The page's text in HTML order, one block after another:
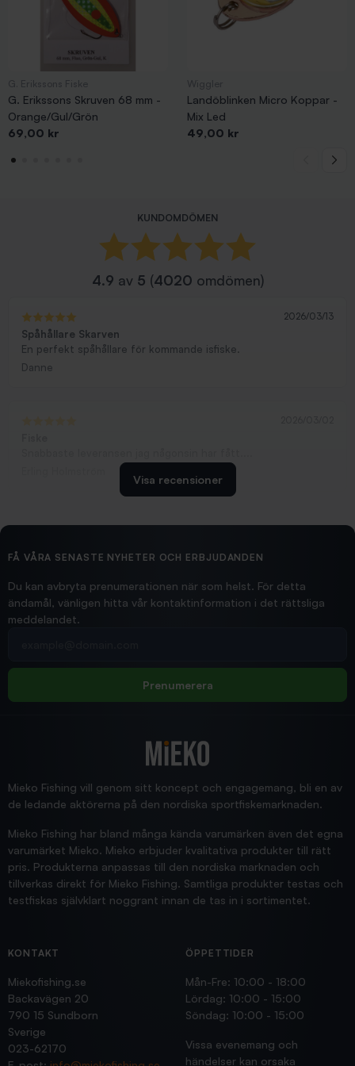
G. Erikssons Skruven 68 mm -
Orange/Gul/Grön
Pris
69,00 kr
Landöblinken Micro Koppar -
Mix Led
Pris
49,00 kr
KUNDOMDÖMEN
4.9 av 5 (4020 omdömen)
2026/03/13
Spåhållare Skarven
En perfekt spåhållare för kommande isfiske.
Danne
2026/02/19
Hittade exakt vad jag behövde. Snabb och bra...
Jensa
Visa recensioner
FÅ VÅRA SENASTE NYHETER OCH ERBJUDANDEN
Du kan avbryta prenumerationen när som helst. För detta
ändamål, vänligen hitta vår kontaktinformation i det rättsliga
meddelandet.
Prenumerera
Mieko Fishing vill genom sitt koncept och engagemang, bli en av
de ledande aktörerna på den nordiska sportfiskemarknaden.
Mieko Fishing har bland många kända varumärken även det egna
varumärket Mieko. Mieko erbjuder kvalitativa produkter till rätt
pris. Produkterna anpassas till den nordiska marknaden och
tillverkas direkt för Mieko Fishing. Samtliga produkter testas och
testfiskas självklart noggrant innan de tas in i sortimentet.
KONTAKT
Miekofishing.se
Backavägen 20
790 15 Sundborn
Sverige
023-62170
ÖPPETTIDER
Mån-Fre: 10:00 - 18:00
Lördag: 10:00 - 15:00
Söndag: 10:00 - 15:00
Vissa evenemang och
händelser kan orsaka